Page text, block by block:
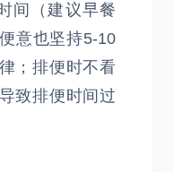
间（建议早餐
意也坚持5-10
；排便时不看
致排便时间过